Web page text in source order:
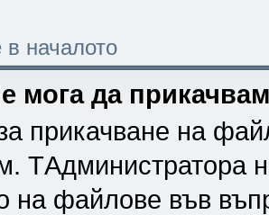
в началото
мога да
прикачване на
TАдминистратора
на файлове във